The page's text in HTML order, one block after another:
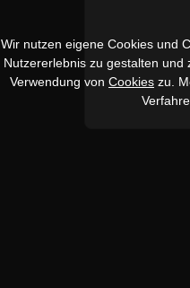
Wir nutzen eigene Cookies und
Nutzererlebnis zu gestalten
Verwendung von Cookies zu.